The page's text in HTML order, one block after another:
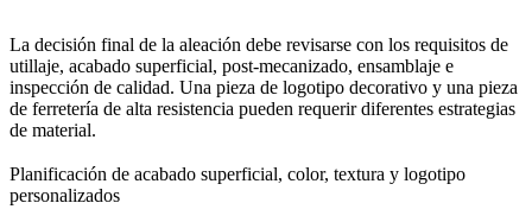
La decisión final de la aleación debe revisarse con los requisitos de
utillaje, acabado superficial, post-mecanizado, ensamblaje e
inspección de calidad. Una pieza de logotipo decorativo y una pieza
de ferretería de alta resistencia pueden requerir diferentes estrategias
de material.
Planificación de acabado superficial, color, textura y logotipo
personalizados